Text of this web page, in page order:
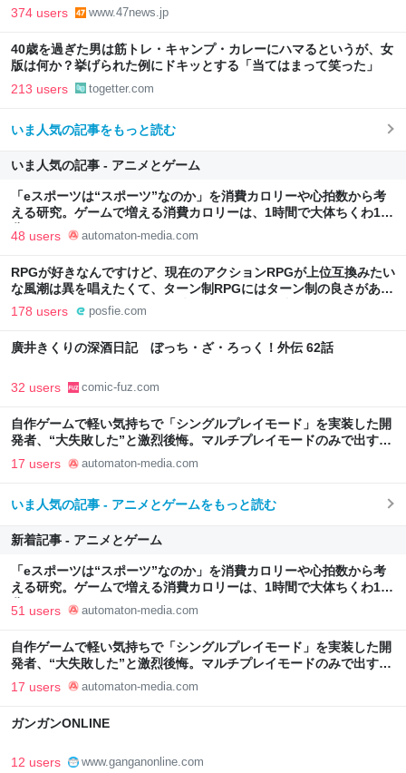
374 users www.47news.jp
40歳を過ぎた男は筋トレ・キャンプ・カレーにハマるというが、女
版は何か？挙げられた例にドキッとする「当てはまって笑った」
213 users togetter.com
いま人気の記事をもっと読む
いま人気の記事 - アニメとゲーム
「eスポーツは“スポーツ”なのか」を消費カロリーや心拍数から考
える研究。ゲームで増える消費カロリーは、1時間で大体ちくわ1本
分 - AUTOMATON
48 users automaton-media.com
RPGが好きなんですけど、現在のアクションRPGが上位互換みたい
な風潮は異を唱えたくて、ターン制RPGにはターン制の良さがある
と思ってます 一手をじっくり考えられたり、途中で休憩したりでき
るのがターン制の良さじゃないですか もっとターン制を煮詰めて欲
しい→「既出だと思うがここはオクトパストラベラーを推したい
(´・ω・｀)」
178 users posfie.com
廣井きくりの深酒日記 ぼっち・ざ・ろっく！外伝 62話
32 users comic-fuz.com
自作ゲームで軽い気持ちで「シングルプレイモード」を実装した開
発者、“大失敗した”と激烈後悔。マルチプレイモードのみで出すべ
きだったとして - AUTOMATON
17 users automaton-media.com
いま人気の記事 - アニメとゲームをもっと読む
新着記事 - アニメとゲーム
「eスポーツは“スポーツ”なのか」を消費カロリーや心拍数から考
える研究。ゲームで増える消費カロリーは、1時間で大体ちくわ1本
分 - AUTOMATON
51 users automaton-media.com
自作ゲームで軽い気持ちで「シングルプレイモード」を実装した開
発者、“大失敗した”と激烈後悔。マルチプレイモードのみで出すべ
きだったとして - AUTOMATON
17 users automaton-media.com
ガンガンONLINE
12 users www.ganganonline.com